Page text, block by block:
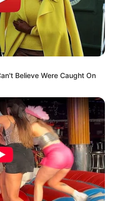
Believe Were Caught On